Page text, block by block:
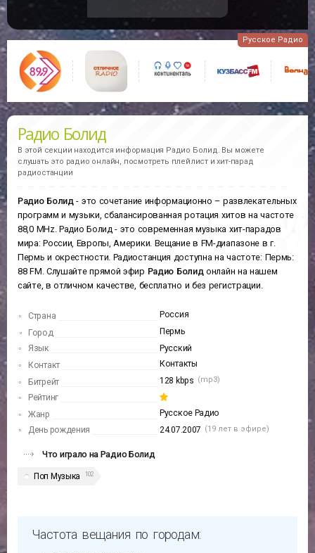
Радио Болид
В этой секции находится информацияРадио Болид.Вы можете
слушать это радио онлайн, посмотреть плейлист и хит-парад
радиостанции
программ и музыки, сбалансированная ротация хитов на частоте
88,0 MHz. Радио Болид - это современная музыка хит-парадов
мира: России, Европы, Америки. Вещание в FM-диапазоне в г.
Пермь и окрестности. Радиостанция доступна на частоте: Пермь:
88 FM. Слушайте прямой эфир
Радио Болидонлайн на нашем
сайте, в отличном качестве, бесплатно и без регистрации.
Страна
Россия
Язык
Контакт
День рождения
24.07.2007